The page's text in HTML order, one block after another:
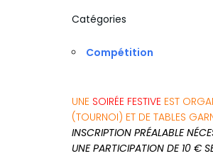
Catégories
Compétition
UNE SOIRÉE FESTIVE EST
(TOURNOI) ET DE TABLES
INSCRIPTION PRÉALABLE
UNE PARTICIPATION DE 10 €